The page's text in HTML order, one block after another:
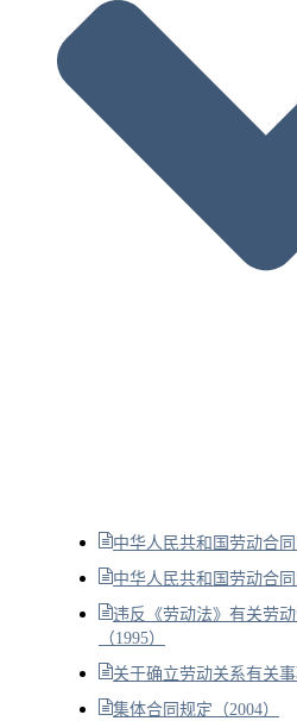
中华人民共和国劳动合同
中华人民共和国劳动合同
违反《劳动法》有关劳
（1995）
关于确立劳动关系有关事
集体合同规定（2004）